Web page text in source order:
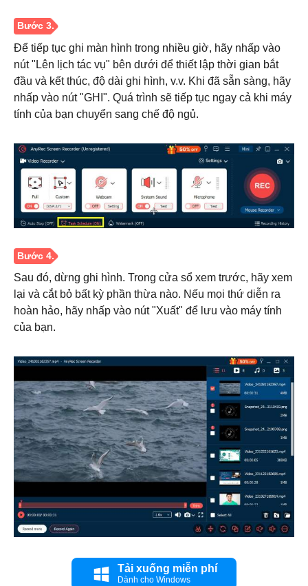
Bước 2.
Bước 3.
Để tiếp tục ghi màn hình trong nhiều giờ, hãy nhấp vào
nút "Lên lịch tác vụ" bên dưới để thiết lập thời gian bắt
đầu và kết thúc, độ dài ghi hình, v.v. Khi đã sẵn sàng, hãy
nhấp vào nút "GHI". Quá trình sẽ tiếp tục ngay cả khi máy
tính của bạn chuyển sang chế độ ngủ.
Sau đó, dừng ghi hình. Trong cửa sổ xem trước, hãy xem
lại và cắt bỏ bất kỳ phần thừa nào. Nếu mọi thứ diễn ra
hoàn hảo, hãy nhấp vào nút "Xuất" để lưu vào máy tính
của bạn.
Tải xuống miễn phí
Dành cho Windows